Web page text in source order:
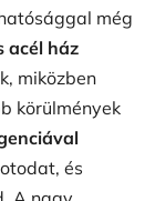
még
acél ház
miközben
körülmények
és